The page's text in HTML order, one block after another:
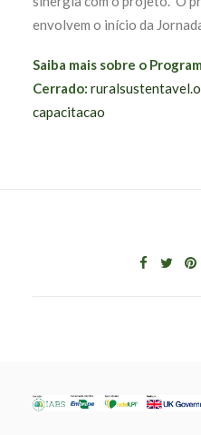
envolvem o início da
Saiba mais sobre o
Cerrado:
capacitacao